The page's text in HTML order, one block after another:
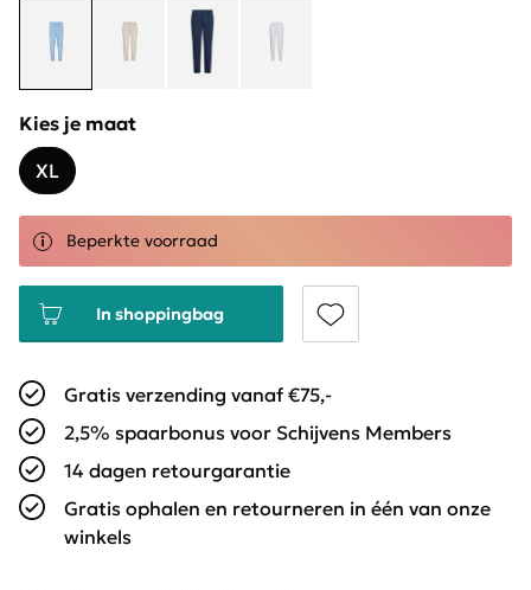
Kies je maat
XL
Beperkte voorraad
In shoppingbag
Gratis verzending vanaf €75,-
2,5% spaarbonus voor Schijvens Members
14 dagen retourgarantie
Gratis ophalen en retourneren in één van onze
winkels